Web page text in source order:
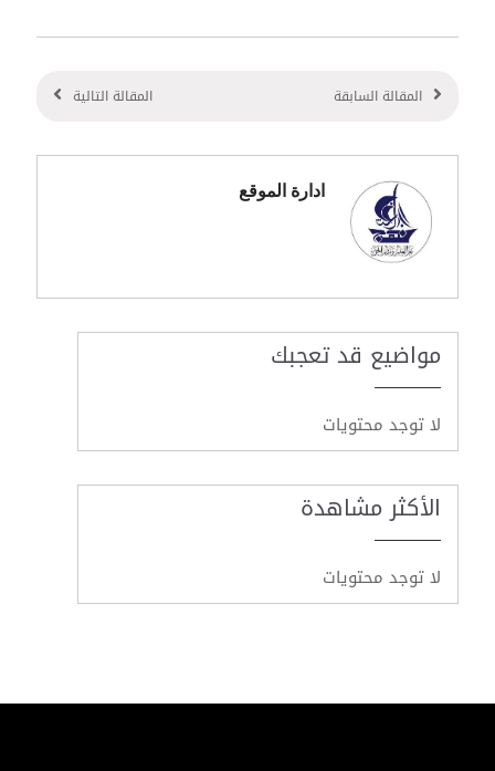
المقالة السابقة المقالة التالية
ادارة الموقع
مواضيع قد تعجبك
لا توجد محتويات
الأكثر مشاهدة
لا توجد محتويات